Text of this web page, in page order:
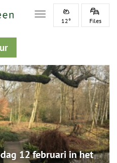
Toggle navigation
12° Files
12 februari in het